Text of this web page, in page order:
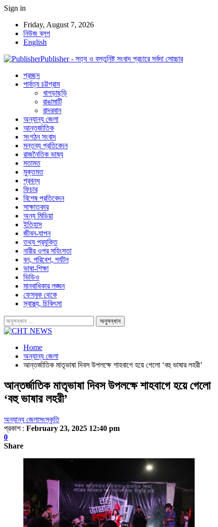
Sign in
Friday, August 7, 2026
নিউজ ব্লগ
English
Publisher - সত্য ও বস্তুনিষ্ট সংবাদ প্রচারে সর্বদা সোচ্চার
প্রচ্ছদ
পার্বত্য চট্টগ্রাম
খাগড়াছড়ি
রাঙামাটি
বান্দরবান
অন্যান্য জেলা
আন্তর্জাতিক
সংগঠন সংবাদ
মন্তব্য প্রতিবেদন
রাজনৈতিক ভাষ্য
মতামত
মুক্তমত
প্রবন্ধ
ফিচার
বিশেষ প্রতিবেদন
সাক্ষাতকার
অন্য মিডিয়া
ইতিহাস
জীবন-যাপন
তথ্য প্রযুক্তি
নারীর ওপর সহিংসতা
বন, পরিবেশ, পর্যটন
ভাষা-শিক্ষা
ভিডিও
মানবাধিকার লঙ্ঘন
ফেসবুক থেকে
স্বাস্থ্য, চিকিৎসা
Home
অন্যান্য জেলা
আন্তর্জাতিক মাতৃভাষা দিবস উপলক্ষে শাহবাগে হয়ে গেলো ‘বহু ভাষার লহরী’
আন্তর্জাতিক মাতৃভাষা দিবস উপলক্ষে শাহবাগে হয়ে গেলো
‘বহু ভাষার লহরী’
অন্যান্য জেলাসংস্কৃতি
প্রকাশ : February 23, 2025 12:40 pm
0
Share